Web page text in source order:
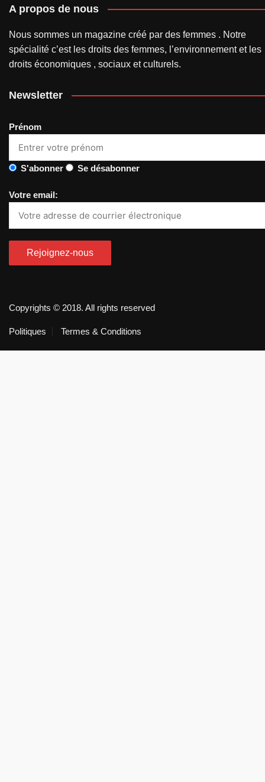
A propos de nous
Nous sommes un magazine créé par des femmes . Notre
spécialité c’est les droits des femmes, l’environnement et les
droits économiques , sociaux et culturels.
Newsletter
Prénom
S'abonner Se désabonner
Votre email:
Copyrights © 2018. All rights reserved
Politiques Termes & Conditions